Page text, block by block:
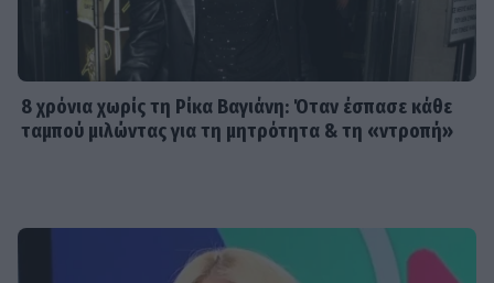
8 χρόνια χωρίς τη Ρίκα Βαγιάνη: Όταν έσπασε κάθε
ταμπού μιλώντας για τη μητρότητα & τη «ντροπή»